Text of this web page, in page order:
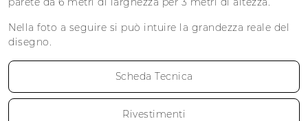
Nella foto a seguire si può intuire la grandezza reale del
disegno.
Scheda Tecnica
Rivestimenti